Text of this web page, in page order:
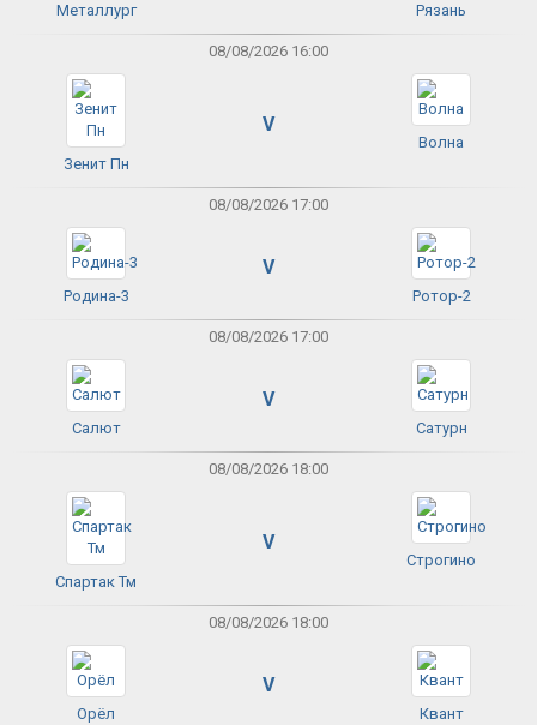
Металлург Рязань
08/08/2026 16:00
Зенит Пн
V
Волна
08/08/2026 17:00
Родина-3
V
Ротор-2
08/08/2026 17:00
Салют
V
Сатурн
08/08/2026 18:00
Спартак Тм
V
Строгино
08/08/2026 18:00
Орёл
V
Квант